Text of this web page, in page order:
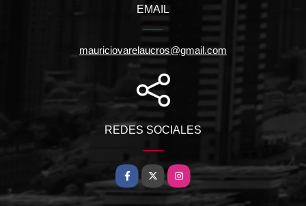
EMAIL
mauriciovarelaucros@gmail.com
REDES SOCIALES
Facebook
X Instagram